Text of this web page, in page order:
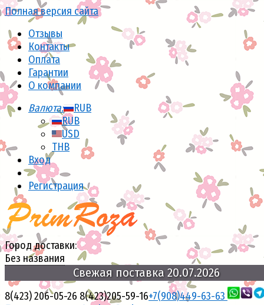
Полная версия сайта
Отзывы
Контакты
Оплата
Гарантии
О компании
Валюта:
RUB
RUB
USD
THB
Вход
Регистрация
Город доставки:
Без названия
Свежая поставка 20.07.2026
8(423) 206-05-26 8(423)205-59-16+7(908)449-63-63